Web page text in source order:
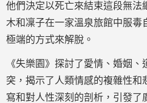
他們決定以死亡來結束這段無法
木和凜子在一家溫泉旅館中服毒
極端的方式來解脫。
《失樂園》探討了愛情、婚姻
突，揭示了人類情感的複雜性和
寫和對人性深刻的剖析，引發了